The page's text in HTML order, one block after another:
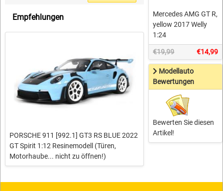
Empfehlungen
PORSCHE 911 [992.1] GT3 RS BLUE 2022
GT Spirit 1:12 Resinemodell (Türen,
Motorhaube... nicht zu öffnen!)
Mercedes AMG GT R,
yellow 2017 Welly
1:24
€19,99 €14,99
Modellauto
Bewertungen
Bewerten Sie diesen
Artikel!